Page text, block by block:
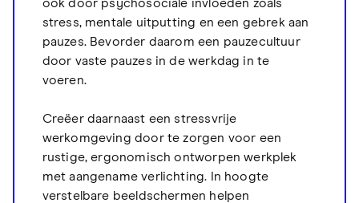
ook door psychosociale invloeden zoals
stress, mentale uitputting en een gebrek aan
pauzes. Bevorder daarom een pauzecultuur
door vaste pauzes in de werkdag in te
voeren.
Creëer daarnaast een stressvrije
werkomgeving door te zorgen voor een
rustige, ergonomisch ontworpen werkplek
met aangename verlichting. In hoogte
verstelbare beeldschermen helpen